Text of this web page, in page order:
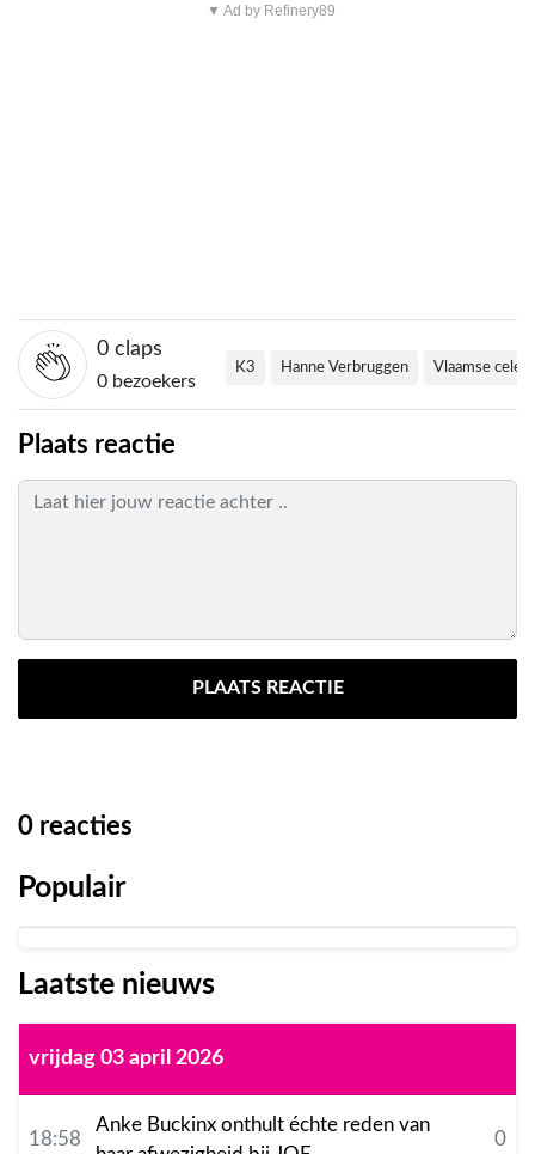
▼ Ad by Refinery89
0 claps
0 bezoekers
K3 Hanne Verbruggen Vlaamse
Plaats reactie
PLAATS REACTIE
0 reacties
Populair
Laatste nieuws
vrijdag 03 april 2026
18:58
Anke Buckinx onthult échte reden van
0